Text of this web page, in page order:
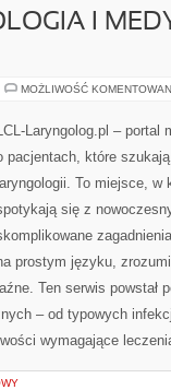
I
MOŻLIWOŚĆ
Laryngolog.pl –
pacjentach, które
laryngologii. To miejsce,
się z
prostym języku,
Ten serwis powstał
– od typowych
wymagające